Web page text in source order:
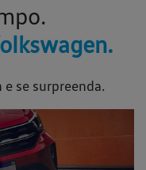
se surpreenda.